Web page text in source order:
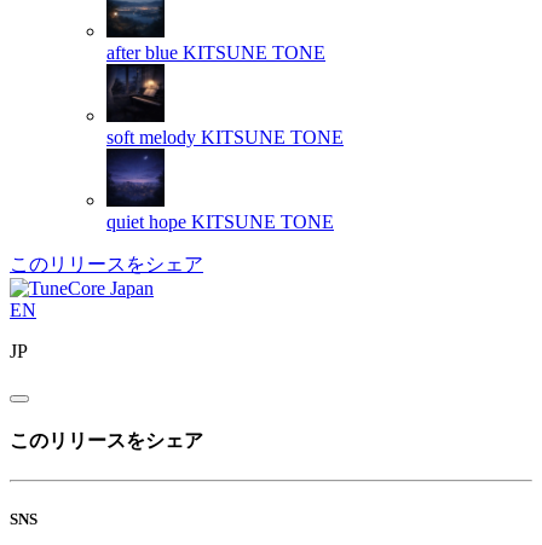
after blue KITSUNE TONE
soft melody KITSUNE TONE
quiet hope KITSUNE TONE
このリリースをシェア
EN
JP
このリリースをシェア
SNS